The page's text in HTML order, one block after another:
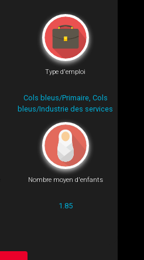
Type d'emploi
Cols bleus/Primaire, Cols
bleus/Industrie des services
Nombre moyen d'enfants
1.85